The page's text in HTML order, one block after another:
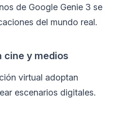
de Google Genie 3 se
del mundo real.
cine y medios
virtual adoptan
escenarios digitales.